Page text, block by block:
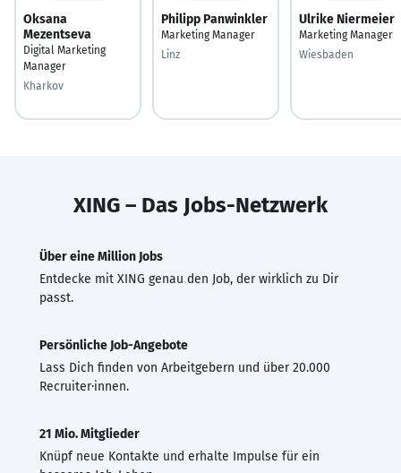
Oksana
Mezentseva
Digital Marketing
Manager
Kharkov
Philipp Panwinkler
Marketing Manager
Linz
Ulrike Niermeier
Marketing Manager
Wiesbaden
XING – Das Jobs-Netzwerk
Über eine Million Jobs
Entdecke mit XING genau den Job, der wirklich zu Dir
passt.
Persönliche Job-Angebote
Lass Dich finden von Arbeitgebern und über 20.000
Recruiter·innen.
21 Mio. Mitglieder
Knüpf neue Kontakte und erhalte Impulse für ein